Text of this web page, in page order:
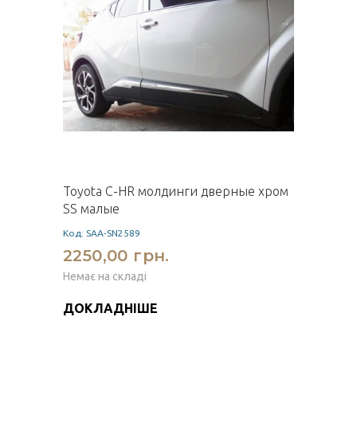
Toyota C-HR молдинги дверные хром
SS малые
Код: SAA-SN2589
2250,00 грн.
Немає на складі
ДОКЛАДНІШЕ